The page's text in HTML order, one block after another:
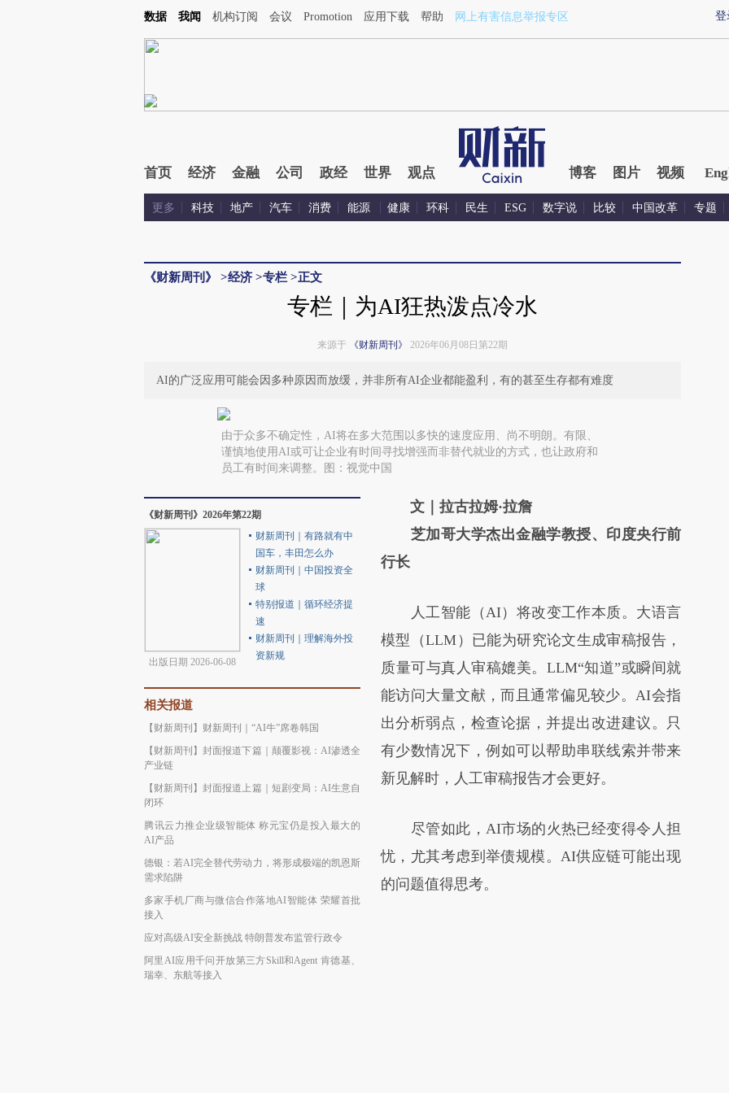
登
数据 我闻 机构订阅 会议 Promotion 应用下载 帮助 网上有害信息举报专区
首页 经济 金融 公司 政经 世界 观点 博客 图片 视频
更多 科技 地产 汽车 消费 能源 健康 环科 民生 ESG 数字说 比较 中国改革 专题
《财新周刊》 >经济 >专栏 >正文
专栏｜为AI狂热泼点冷水
来源于 《财新周刊》 2026年06月08日第22期
AI的广泛应用可能会因多种原因而放缓，并非所有AI企业都能盈利，有的甚至生存都有难度
由于众多不确定性，AI将在多大范围以多快的速度应用、尚不明朗。有限、
谨慎地使用AI或可让企业有时间寻找增强而非替代就业的方式，也让政府和
员工有时间来调整。图：视觉中国
《财新周刊》2026年第22期
出版日期 2026-06-08
财新周刊｜有路就有中
国车，丰田怎么办
财新周刊｜中国投资全
球
特别报道｜循环经济提
速
财新周刊｜理解海外投
资新规
相关报道
【财新周刊】财新周刊｜“AI牛”席卷韩国
【财新周刊】封面报道下篇｜颠覆影视：AI渗透全
产业链
【财新周刊】封面报道上篇｜短剧变局：AI生意自
闭环
腾讯云力推企业级智能体 称元宝仍是投入最大的
AI产品
德银：若AI完全替代劳动力，将形成极端的凯恩斯
需求陷阱
多家手机厂商与微信合作落地AI智能体 荣耀首批
接入
应对高级AI安全新挑战 特朗普发布监管行政令
阿里AI应用千问开放第三方Skill和Agent 肯德基、
瑞幸、东航等接入
文｜拉古拉姆·拉詹
芝加哥大学杰出金融学教授、 印度央行前
行长
人工智能（AI）将改变工作本质。大语言
模型（LLM）已能为研究论文生成审稿报告，
质量可与真人审稿媲美。LLM“知道”或瞬间就
能访问大量文献，而且通常偏见较少。AI会指
出分析弱点，检查论据，并提出改进建议。只
有少数情况下，例如可以帮助串联线索并带来
新见解时，人工审稿报告才会更好。
尽管如此，AI市场的火热已经变得令人担
忧，尤其考虑到举债规模。AI供应链可能出现
的问题值得思考。